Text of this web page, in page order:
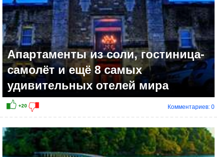
Апартаменты из соли, гостиница-
самолёт и ещё 8 самых
удивительных отелей мира
Комментариев: 0